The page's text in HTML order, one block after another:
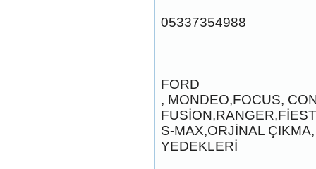
05337354988
FORD
, MONDEO,FOCUS,
S-MAX,ORJİNAL
YEDEKLERİ